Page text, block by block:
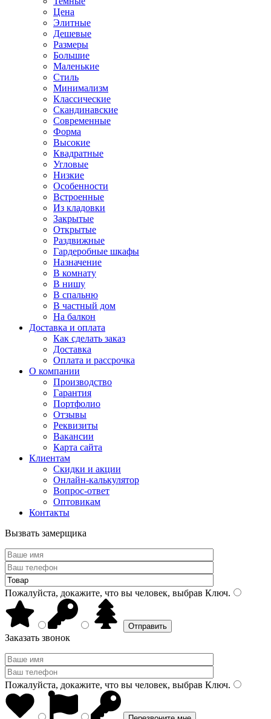
Цена
Элитные
Дешевые
Размеры
Большие
Маленькие
Стиль
Минимализм
Классические
Скандинавские
Современные
Форма
Высокие
Квадратные
Угловые
Низкие
Особенности
Встроенные
Из кладовки
Закрытые
Открытые
Раздвижные
Гардеробные шкафы
Назначение
В комнату
В нишу
В спальню
В частный дом
На балкон
Доставка и оплата
Как сделать заказ
Доставка
Оплата и рассрочка
О компании
Производство
Гарантия
Портфолио
Отзывы
Реквизиты
Вакансии
Карта сайта
Клиентам
Скидки и акции
Онлайн-калькулятор
Вопрос-ответ
Оптовикам
Контакты
Вызвать замерщика
Пожалуйста, докажите, что вы человек, выбрав Ключ.
Заказать звонок
Пожалуйста, докажите, что вы человек, выбрав Ключ.